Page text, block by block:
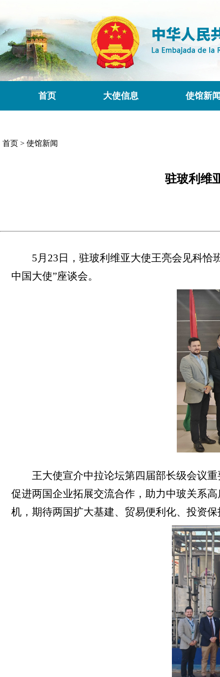
首页 大使信息 使馆新
首页 > 使馆新闻
驻玻利维
5月23日，驻玻利维亚大使王亮会见科
中国大使”座谈会。
王大使宣介中拉论坛第四届部长级会议
促进两国企业拓展交流合作，助力中玻关系
机，期待两国扩大基建、贸易便利化、投资